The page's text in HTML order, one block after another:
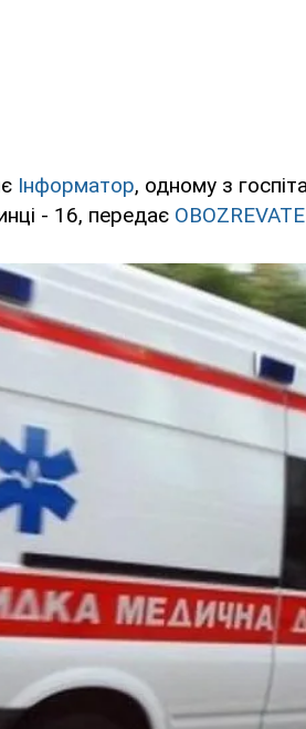
Інформатор, одному з
- 16, передає